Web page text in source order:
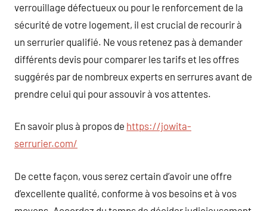
verrouillage défectueux ou pour le renforcement de la
sécurité de votre logement, il est crucial de recourir à
un serrurier qualifié. Ne vous retenez pas à demander
différents devis pour comparer les tarifs et les offres
suggérés par de nombreux experts en serrures avant de
prendre celui qui pour assouvir à vos attentes.
En savoir plus à propos de https://jowita-
serrurier.com/
De cette façon, vous serez certain d’avoir une offre
d’excellente qualité, conforme à vos besoins et à vos